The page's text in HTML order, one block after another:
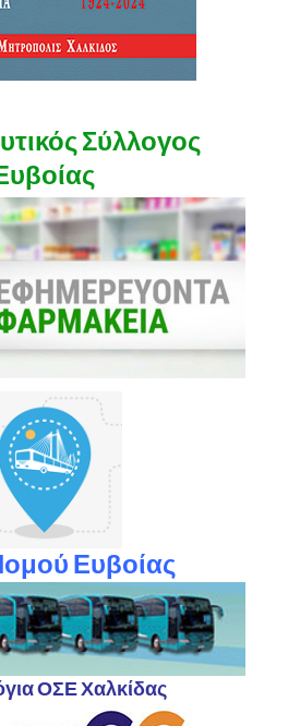
Σύλλογος
Ευβοίας
ΟΣΕ Χαλκίδας